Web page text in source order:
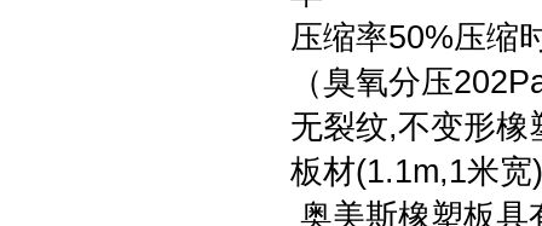
压缩率50%压缩
（臭氧分压
无裂纹,不变形
板材(1.1m,1米宽)
奥美斯橡塑板具